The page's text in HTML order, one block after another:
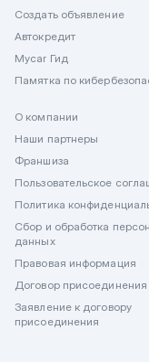
Создать объявление
Автокредит
Mycar Гид
Памятка по
О компании
Наши партнеры
Франшиза
Пользовательское
Политика
Сбор и обработка
данных
Правовая информация
Договор присоединения
Заявление к договору
присоединения